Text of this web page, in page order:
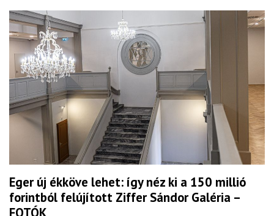
Eger új ékköve lehet: így néz ki a 150 millió
forintból felújított Ziffer Sándor Galéria –